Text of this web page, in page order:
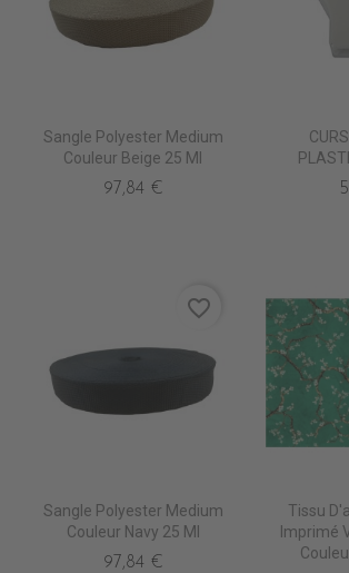
Sangle Polyester Medium
Couleur Beige 25 Ml
97,84 €
Sangle Polyester Medium
Couleur Navy 25 Ml
97,84 €
favorite_border
Tissu
Imprimé